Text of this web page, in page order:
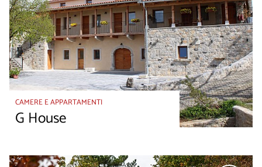
CAMERE E APPARTAMENTI
G House